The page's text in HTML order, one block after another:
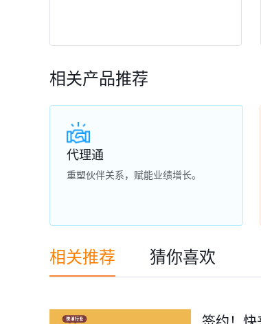
相关产品推荐
代理通
重塑伙伴关系，赋能业绩增长。
相关推荐 猜你喜欢